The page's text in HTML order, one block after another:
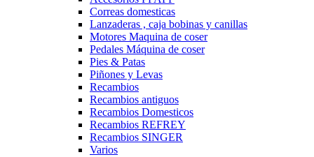
Correas domesticas
Lanzaderas , caja bobinas y canillas
Motores Maquina de coser
Pedales Máquina de coser
Pies & Patas
Piñones y Levas
Recambios
Recambios antiguos
Recambios Domesticos
Recambios REFREY
Recambios SINGER
Varios